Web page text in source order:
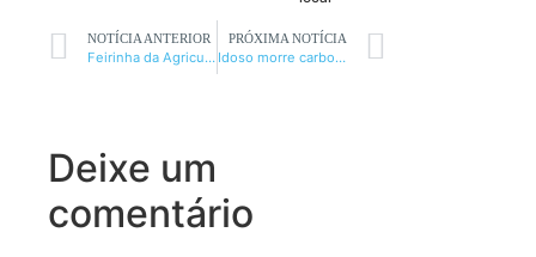
NOTÍCIA ANTERIOR
Feirinha da Agricultura acontece nesta sexta-feira em Monte Azul
PRÓXIMA NOTÍCIA
Idoso morre carbonizado ao tentar combater incêndio
Deixe um
comentário